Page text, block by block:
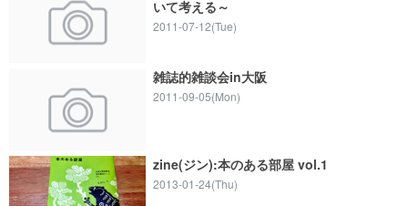
いて考える～
2011-07-12(Tue)
雑誌的雑談会in大阪
2011-09-05(Mon)
zine(ジン):本のある部屋 vol.1
2013-01-24(Thu)